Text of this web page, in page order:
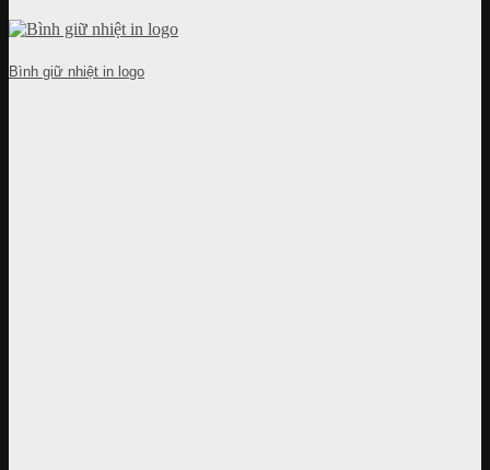
Bình giữ nhiệt in logo